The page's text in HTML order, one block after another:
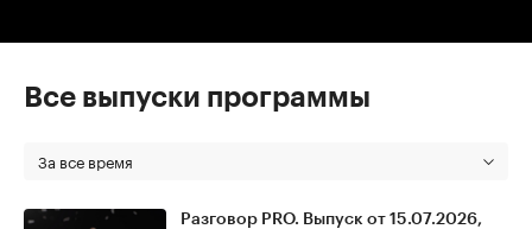
Все выпуски программы
За все время
Разговор PRO. Выпуск от 15.07.2026,